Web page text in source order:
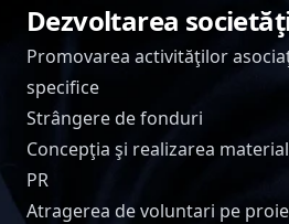
Atragerea de voluntari pe
Concepţia şi realizarea
PR
Strângere de fonduri
Promovarea activităţilor
specifice
Dezvoltarea